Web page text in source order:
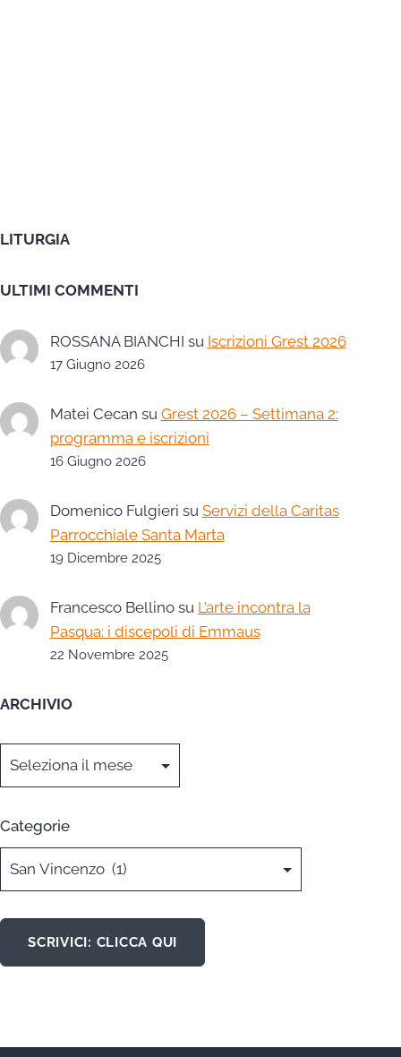
LITURGIA
ULTIMI COMMENTI
ROSSANA BIANCHI su Iscrizioni Grest 2026
17 Giugno 2026
Matei Cecan su Grest 2026 – Settimana 2:
programma e iscrizioni
16 Giugno 2026
Domenico Fulgieri su Servizi della Caritas
Parrocchiale Santa Marta
19 Dicembre 2025
Francesco Bellinosu L’arte incontra la
Pasqua: i discepoli di Emmaus
22 Novembre 2025
ARCHIVIO
Categorie
SCRIVICI: CLICCA QUI